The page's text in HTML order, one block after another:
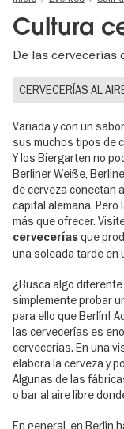
Cultura
De las cervecerías
CERVECERÍAS AL
Variada y con un
sus muchos tipos de
Y los Biergarten no
Berliner Weiße,
de cerveza conectan
capital alemana. Pero
más que ofrecer.
cerveceríasque
una soleada tarde en
¿Busca algo
simplemente probar
para ello que Berlín!
las cervecerías es
cervecerías. En una
elabora la cerveza y
Algunas de las
o bar al aire libre
En general, en Berlín